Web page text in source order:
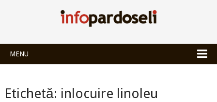
MENU
Etichetă: inlocuire linoleu